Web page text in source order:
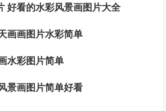
好看的水彩风景画图片大全
画画图片水彩简单
水彩图片简单
景画图片简单好看